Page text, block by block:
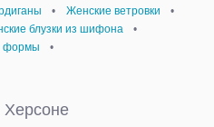
• Женские ветровки
•
блузки из шифона
•
формы
•
Херсоне